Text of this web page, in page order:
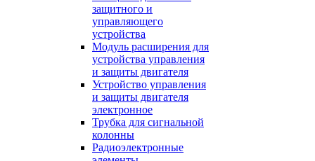
защитного и
управляющего
устройства
Модуль расширения для
устройства управления
и защиты двигателя
Устройство управления
и защиты двигателя
электронное
Трубка для сигнальной
колонны
Радиоэлектронные